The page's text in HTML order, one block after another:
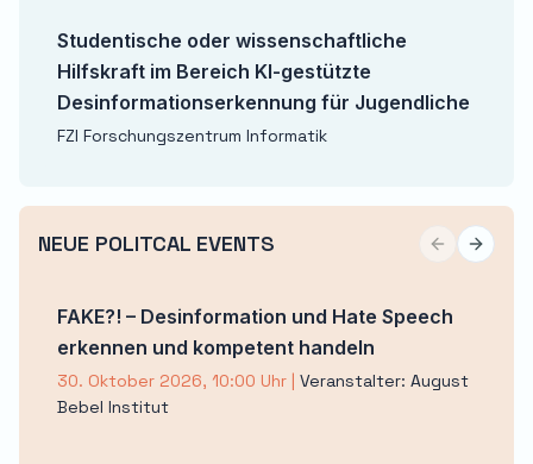
Studentische oder wissenschaftliche
Hilfskraft im Bereich KI-gestützte
Desinformationserkennung für Jugendliche
FZI Forschungszentrum Informatik
NEUE POLITCAL EVENTS Previous
Next
FAKE?! – Desinformation und Hate Speech
erkennen und kompetent handeln
30. Oktober 2026, 10:00 Uhr | Veranstalter: August
Bebel Institut